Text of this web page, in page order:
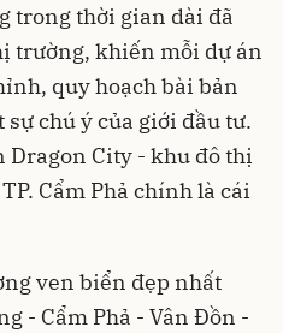
trong thời gian dài đã
trường, khiến mỗi dự án
quy hoạch bài bản
chú ý của giới đầu tư.
Dragon City - khu đô thị
Cẩm Phả chính là cái
ven biển đẹp nhất
- Cẩm Phả - Vân Đồn -